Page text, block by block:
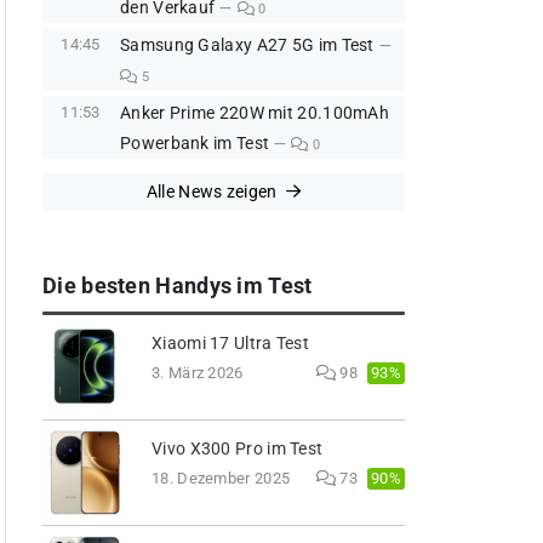
den Verkauf 0
14:45 Samsung Galaxy A27 5G im Test
5
11:53
Anker Prime 220W mit 20.100mAh
Powerbank im Test
0
Alle News zeigen
Die besten Handys im Test
Xiaomi 17 Ultra Test
3. März 2026 98 93%
Vivo X300 Pro im Test
18. Dezember 2025 73 90%